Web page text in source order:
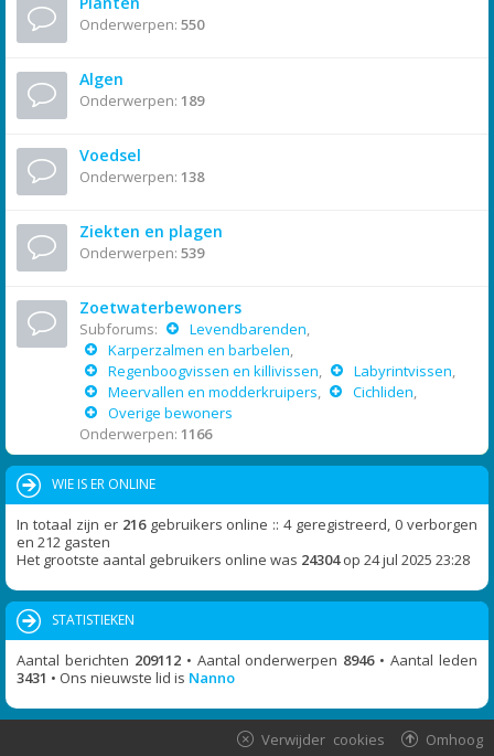
Onderwerpen: 550
Algen
Onderwerpen: 189
Voedsel
Onderwerpen: 138
Ziekten en plagen
Onderwerpen: 539
Zoetwaterbewoners
Subforums: Levendbarenden,
Karperzalmen en barbelen,
Regenboogvissen en killivissen, Labyrintvissen,
Meervallen en modderkruipers, Cichliden,
Overige bewoners
Onderwerpen: 1166
WIE IS ER ONLINE
In totaal zijn er 216gebruikers online :: 4 geregistreerd, 0 verborgen
en 212 gasten
Het grootste aantal gebruikers online was 24304op 24 jul 2025 23:28
STATISTIEKEN
Aantal berichten 209112• Aantal onderwerpen 8946• Aantal leden
3431 • Ons nieuwste lid is Nanno
Omhoog
Verwijder cookies